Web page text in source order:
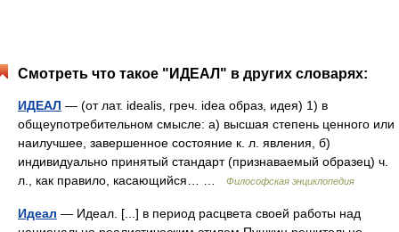
Смотреть что такое "ИДЕАЛ" в других словарях:
ИДЕАЛ — (от лат. idealis, греч. idea образ, идея) 1) в
общеупотребительном смысле: а) высшая степень ценного или
наилучшее, завершенное состояние к. л. явления, б)
индивидуально принятый стандарт (признаваемый образец) ч.
л., как правило, касающийся… …
Философская энциклопедия
Идеал — Идеал. [...] в период расцвета своей работы над